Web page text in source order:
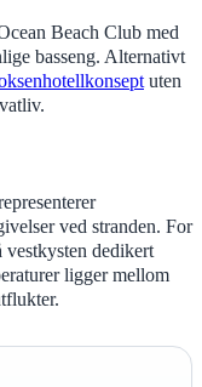
Beach Club med
basseng. Alternativt
uten
ved stranden. For
dedikert
ligger mellom